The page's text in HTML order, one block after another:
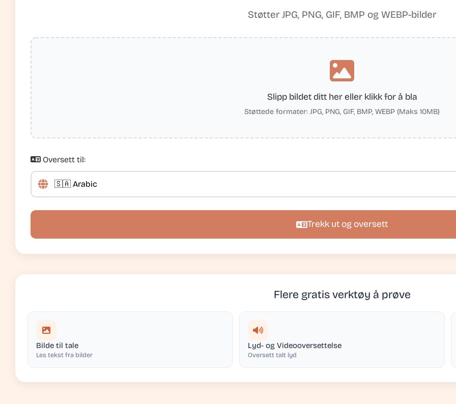
Støtter JPG, PNG, GIF, BMP og WEBP-bilder
Slipp bildet ditt her eller klikk for å bla
Støttede formater: JPG, PNG, GIF, BMP, WEBP (Maks 10MB)
Oversett til:
Trekk ut og oversett
Flere gratis verktøy å prøve
Bilde til tale
Les tekst fra bilder
Lyd- og Videooversettelse
Oversett talt lyd